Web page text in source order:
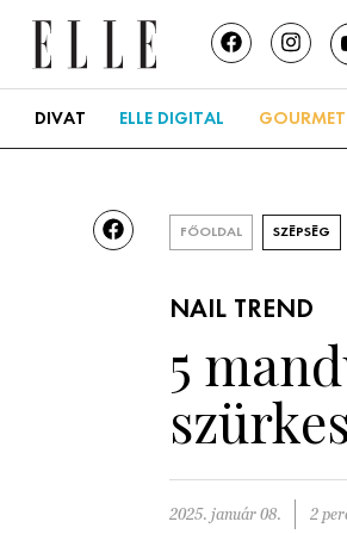
DIVAT ELLE DIGITAL
FŐOLDAL SZÉPSÉG
NAIL TREND
5
2025. január 08. 2